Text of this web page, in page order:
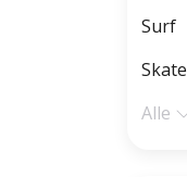
Surf
Skate
Alle